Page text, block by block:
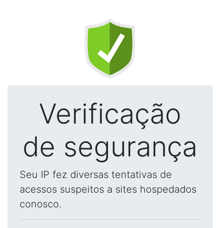
Verificação
de segurança
Seu IP fez diversas tentativas de
acessos suspeitos a sites hospedados
conosco.